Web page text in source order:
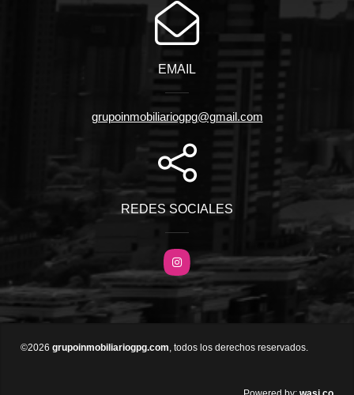
EMAIL
grupoinmobiliariogpg@gmail.com
REDES SOCIALES
Instagram
©2026 grupoinmobiliariogpg.com, todos los derechos reservados.